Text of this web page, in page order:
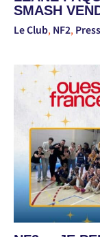
SMASH
Le Club, NF2,